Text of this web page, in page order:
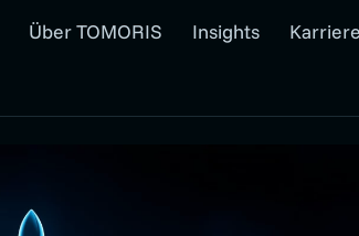
Über TOMORIS Insights